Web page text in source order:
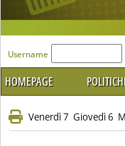
'Modulo Login
Username
HOMEPAGE
Venerdì 7 Giovedì 6